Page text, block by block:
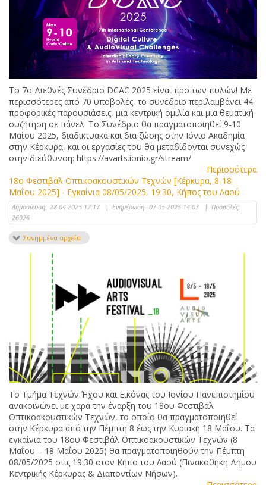
Το 7ο Διεθνές Συνέδριο DCAC 2025 είναι προ των πυλών! Με
περισσότερες από 70 υποβολές, το συνέδριο περιλαμβάνει 44
προφορικές παρουσιάσεις, μια κεντρική ομιλία και μια θεματική
συζήτηση σε πάνελ. Το Συνέδριο θα πραγματοποιηθεί 9-10
Μαΐου 2025, διαδικτυακά και δια ζώσης στην Ιόνιο Ακαδημία
στην Κέρκυρα, και οι εργασίες του θα μεταδίδονται συνεχώς
στην διεύθυνση: https://avarts.ionio.gr/stream/
Περισσότερα
18ο Φεστιβάλ Οπτικοακουστικών Τεχνών [Κέρκυρα, 8-18
Μαΐου 2025] - Εγκαίνια 08/05/2025, 19:30, Κήπος του Λαού
Δημοσίευση: 28-04-2025 12:17 | Ενημέρωση: 07-05-2025 14:03 | Προβολές:
26926
Συνημμένα αρχεία
Το Τμήμα Τεχνών Ήχου και Εικόνας του Ιονίου Πανεπιστημίου
ανακοινώνει με χαρά την έναρξη του 18ου Φεστιβάλ
Οπτικοακουστικών Τεχνών, το οποίο θα πραγματοποιηθεί
στην Κέρκυρα από την Πέμπτη 8 έως την Κυριακή 18 Μαΐου. Τα
εγκαίνια του 18ου Φεστιβάλ Οπτικοακουστικών Τεχνών (8
Μαΐου – 18 Μαΐου 2025) θα πραγματοποιηθούν την Πέμπτη
08/05/2025 στις 19:30 στον Κήπο του Λαού (Πινακοθήκη Δήμου
Κεντρικής Κέρκυρας & Διαποντίων Νήσων).